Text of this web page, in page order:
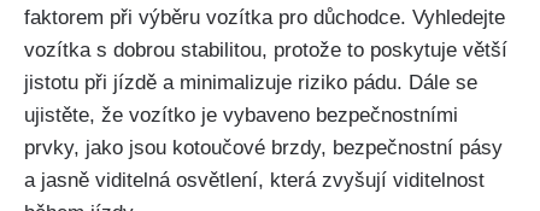
faktorem při výběru vozítka pro důchodce. Vyhledejte
vozítka s dobrou stabilitou, protože to poskytuje větší
jistotu při jízdě a minimalizuje riziko pádu. Dále se
ujistěte, že vozítko je vybaveno bezpečnostními
prvky, jako jsou kotoučové brzdy, bezpečnostní pásy
a jasně viditelná osvětlení, která zvyšují viditelnost